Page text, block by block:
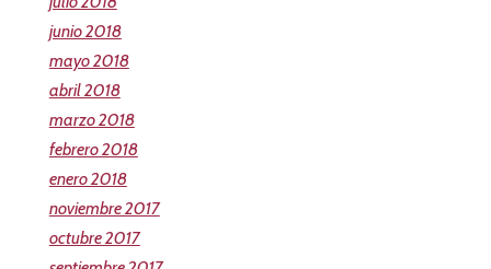
junio 2018
mayo 2018
abril 2018
marzo 2018
febrero 2018
enero 2018
noviembre 2017
octubre 2017